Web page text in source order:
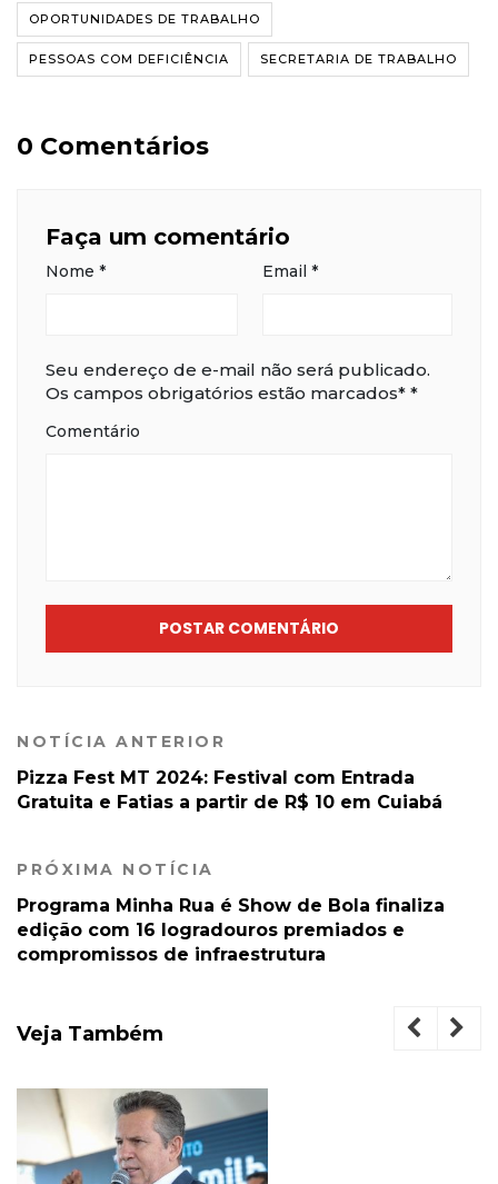
OPORTUNIDADES DE TRABALHO
PESSOAS COM DEFICIÊNCIA SECRETARIA DE TRABALHO
0 Comentários
Faça um comentário
Nome * Email *
Seu endereço de e-mail não será publicado.
Os campos obrigatórios estão marcados* *
Comentário
POSTAR COMENTÁRIO
NOTÍCIA ANTERIOR
Pizza Fest MT 2024: Festival com Entrada
Gratuita e Fatias a partir de R$ 10 em Cuiabá
PRÓXIMA NOTÍCIA
Programa Minha Rua é Show de Bola finaliza
edição com 16 logradouros premiados e
compromissos de infraestrutura
Veja Também